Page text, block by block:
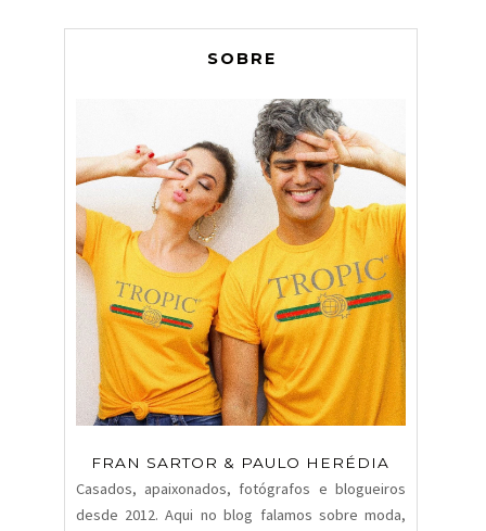
SOBRE
FRAN SARTOR & PAULO HERÉDIA
Casados, apaixonados, fotógrafos e blogueiros
desde 2012. Aqui no blog falamos sobre moda,